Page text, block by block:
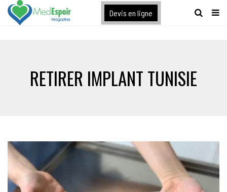
[maxbutton name="devis express"]
Devis en ligne
RETIRER IMPLANT TUNISIE